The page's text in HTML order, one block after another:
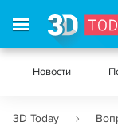
Новости
3D Today